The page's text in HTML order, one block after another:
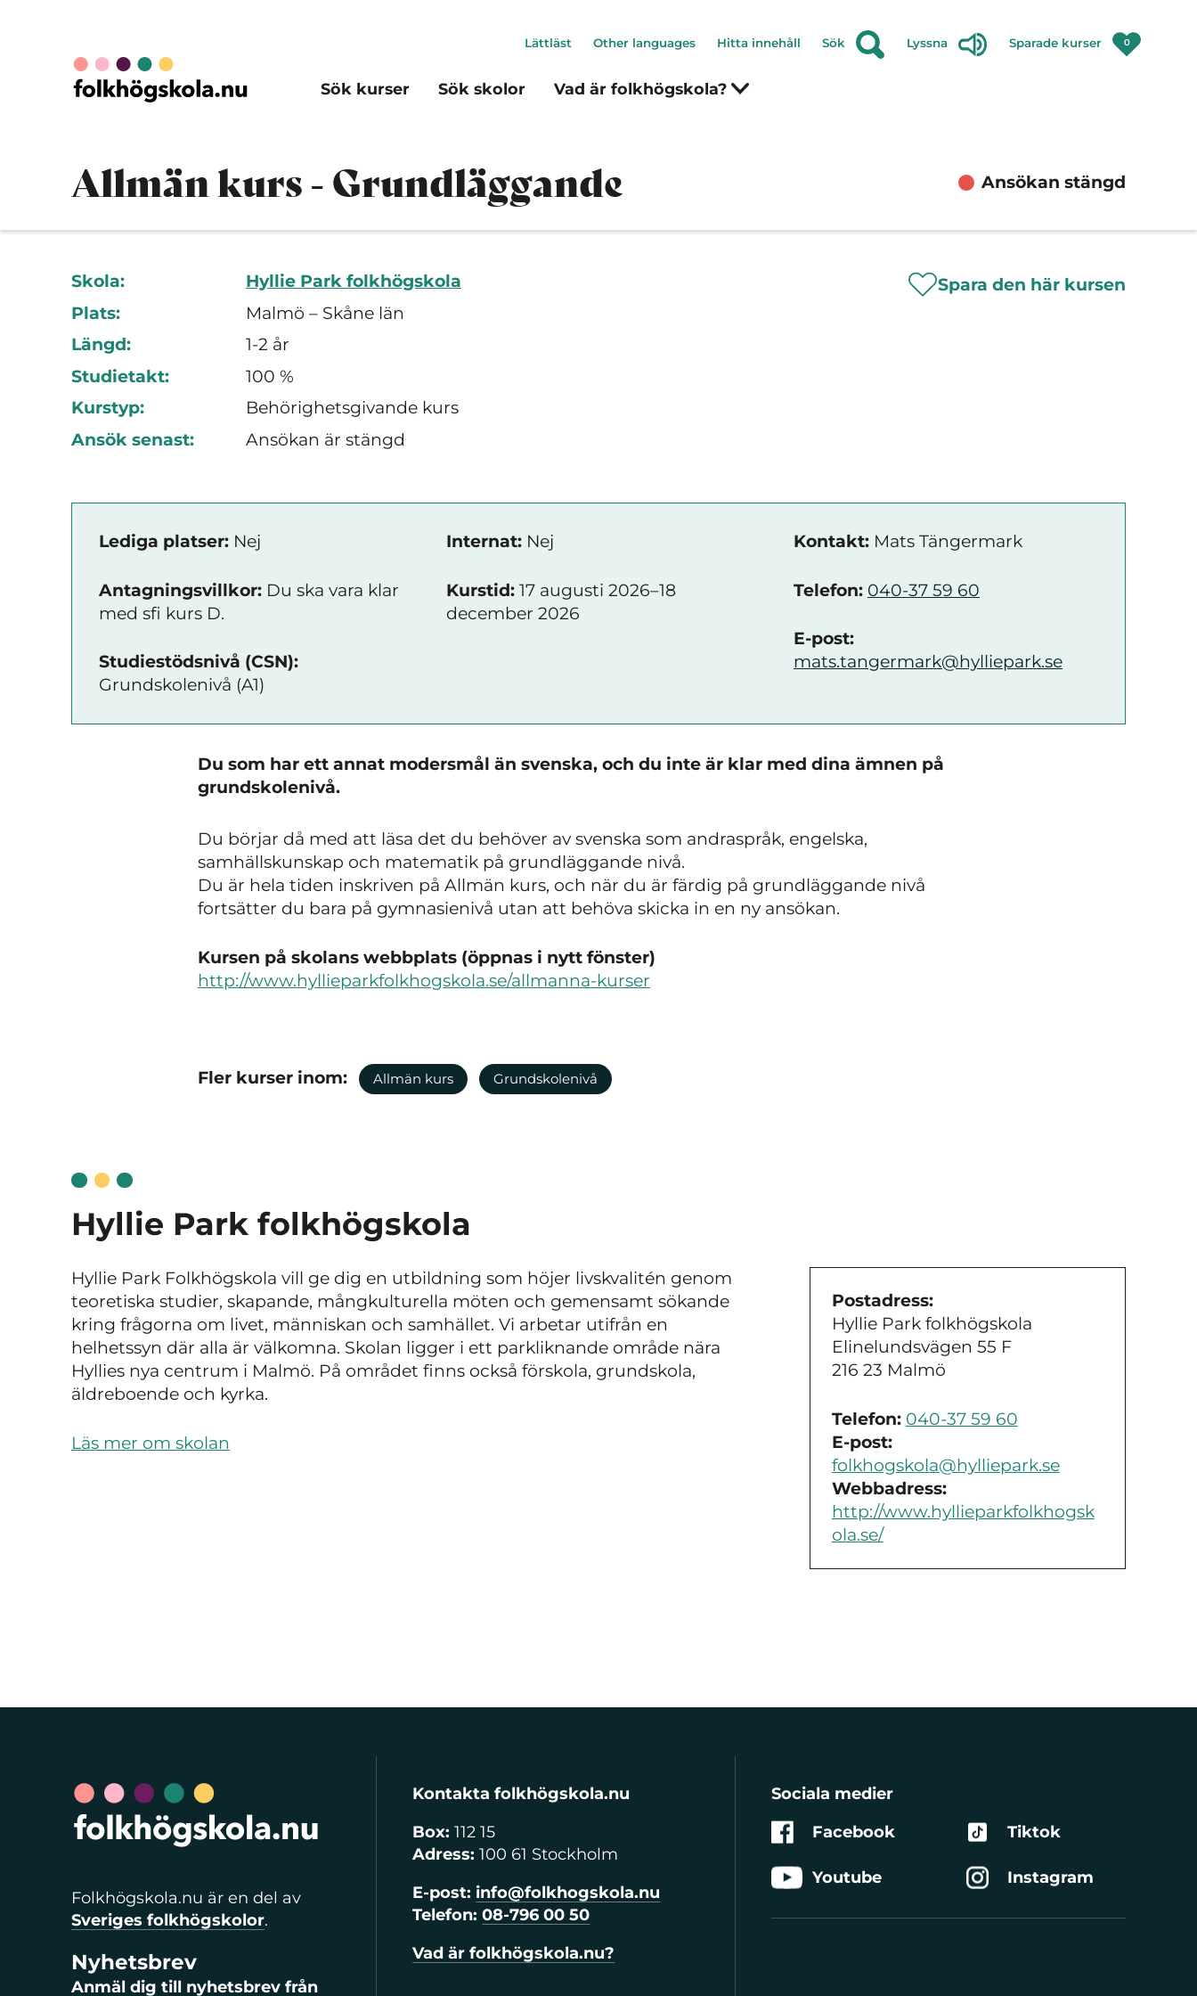
Sök kurser Sök skolor Vad är folkhögskola?
Lättläst Other languages Hitta innehåll Sök Lyssna Sparade kurser 0
Allmän kurs - Grundläggande Ansökan stängd
Skola:
Hyllie Park folkhögskola
Plats:
Malmö – Skåne län
Längd:
1-2 år
Studietakt:
100 %
Kurstyp:
Behörighetsgivande kurs
Ansök senast:
Ansökan är stängd
Spara den här kursen
Lediga platser: Nej
Antagningsvillkor: Du ska vara klar
med sfi kurs D.
Studiestödsnivå (CSN):
Grundskolenivå (A1)
Internat: Nej
Kurstid: 17 augusti 2026–18
december 2026
Kontakt: Mats Tängermark
Telefon: 040-37 59 60
E-post:
mats.tangermark@hylliepark.se
Du som har ett annat modersmål än svenska, och du inte är klar med dina ämnen på
grundskolenivå.
Du börjar då med att läsa det du behöver av svenska som andraspråk, engelska,
samhällskunskap och matematik på grundläggande nivå.
Du är hela tiden inskriven på Allmän kurs, och när du är färdig på grundläggande nivå
fortsätter du bara på gymnasienivå utan att behöva skicka in en ny ansökan.
Kursen på skolans webbplats (öppnas i nytt fönster)
http://www.hyllieparkfolkhogskola.se/allmanna-kurser
Fler kurser inom: Allmän kurs Grundskolenivå
Hyllie Park folkhögskola
Hyllie Park Folkhögskola vill ge dig en utbildning som höjer livskvalitén genom
teoretiska studier, skapande, mångkulturella möten och gemensamt sökande
kring frågorna om livet, människan och samhället. Vi arbetar utifrån en
helhetssyn där alla är välkomna. Skolan ligger i ett parkliknande område nära
Hyllies nya centrum i Malmö. På området finns också förskola, grundskola,
äldreboende och kyrka.
Läs mer om skolan
Postadress:
Hyllie Park folkhögskola
Elinelundsvägen 55 F
216 23 Malmö
Telefon: 040-37 59 60
E-post:
folkhogskola@hylliepark.se
Webbadress:
http://www.hyllieparkfolkhogsk
ola.se/
Folkhögskola.nu är en del av
Sveriges folkhögskolor.
Nyhetsbrev
Anmäl dig till nyhetsbrev från
Kontakta folkhögskola.nu
Box:112 15
Adress: 100 61 Stockholm
E-post: info@folkhogskola.nu
Telefon: 08-796 00 50
Vad är folkhögskola.nu?
Sociala medier
Facebook
Youtube
Tiktok
Instagram